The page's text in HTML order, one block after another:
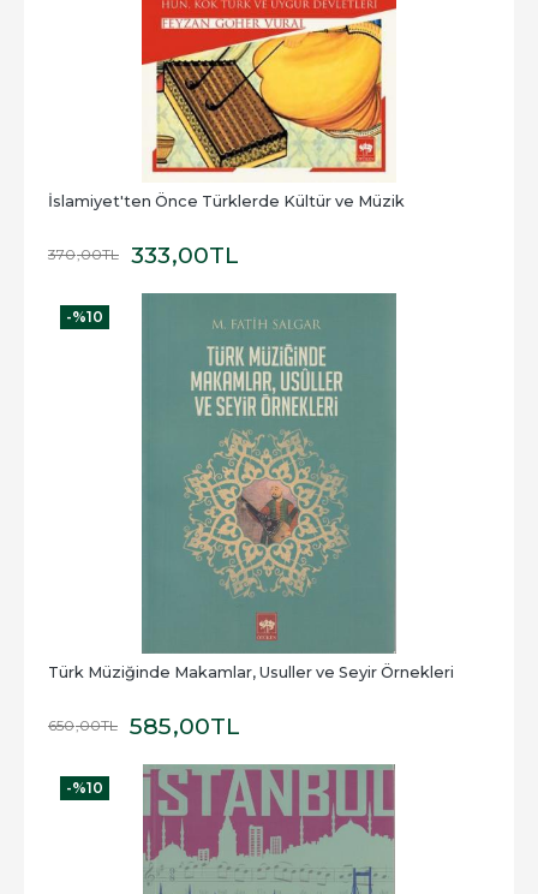
İslamiyet'ten Önce Türklerde Kültür ve Müzik
370,00TL 333,00TL
-%10
Türk Müziğinde Makamlar, Usuller ve Seyir Örnekleri
650,00TL 585,00TL
-%10